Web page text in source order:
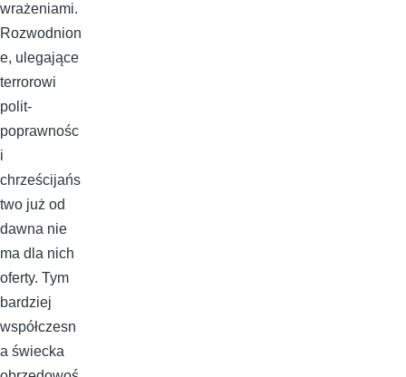
wrażeniami.
Rozwodnion
e, ulegające
terrorowi
polit-
poprawnośc
i
chrześcijańs
two już od
dawna nie
ma dla nich
oferty. Tym
bardziej
współczesn
a świecka